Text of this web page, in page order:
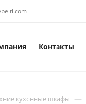
Контакты
кухонные шкафы —